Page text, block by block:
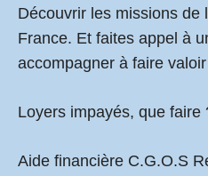
Découvrir les missions de
France. Et faites appel à
accompagner à faire
Loyers impayés, que faire
Aide financière C.G.O.S